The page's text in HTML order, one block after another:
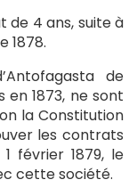
de 4 ans, suite à
1878.
de
1873, ne sont
la Constitution
les contrats
février 1879, le
cette société.